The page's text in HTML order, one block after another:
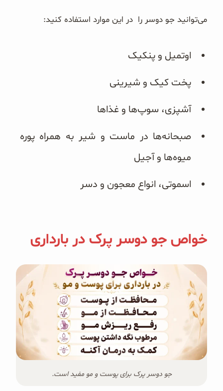
می‌توانید جو دوسر را در این موارد استفاده کنید:
اوتمیل و پنکیک
پخت کیک و شیرینی
آشپزی، سوپ‌ها و غذاها
صبحانه‌ها در ماست و شیر به همراه پوره
میوه‌ها و آجیل
اسموتی، انواع معجون و دسر
خواص جو دوسر پرک در بارداری
جو دوسر پرک برای پوست و مو مفید است.